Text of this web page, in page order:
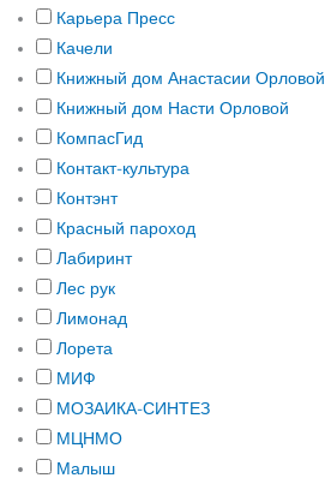
Карьера Пресс
Качели
Книжный дом Анастасии Орловой
Книжный дом Насти Орловой
КомпасГид
Контакт-культура
Контэнт
Красный пароход
Лабиринт
Лес рук
Лимонад
Лорета
МИФ
МОЗАИКА-СИНТЕЗ
МЦНМО
Малыш